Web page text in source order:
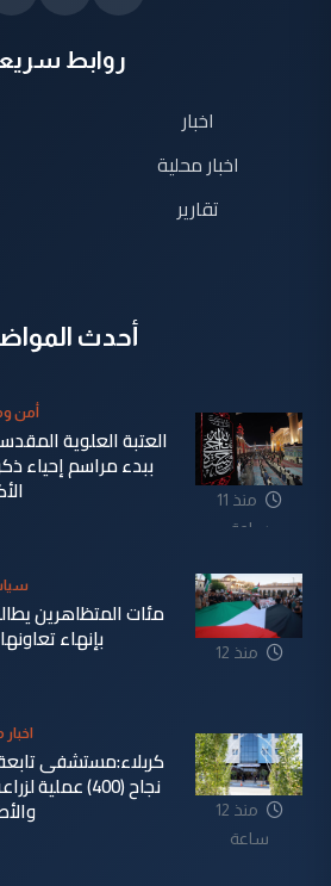
روابط
اخبار
اخبار محلية
تقارير
أحدث
منذ 11
ساعة
أمن
العتبة العلوية
ببدء مراسم إحياء
منذ 12
مئات المتظاهرين
بإنهاء
منذ 12
ساعة
كربلاء:مستشفى
نجاح (400)